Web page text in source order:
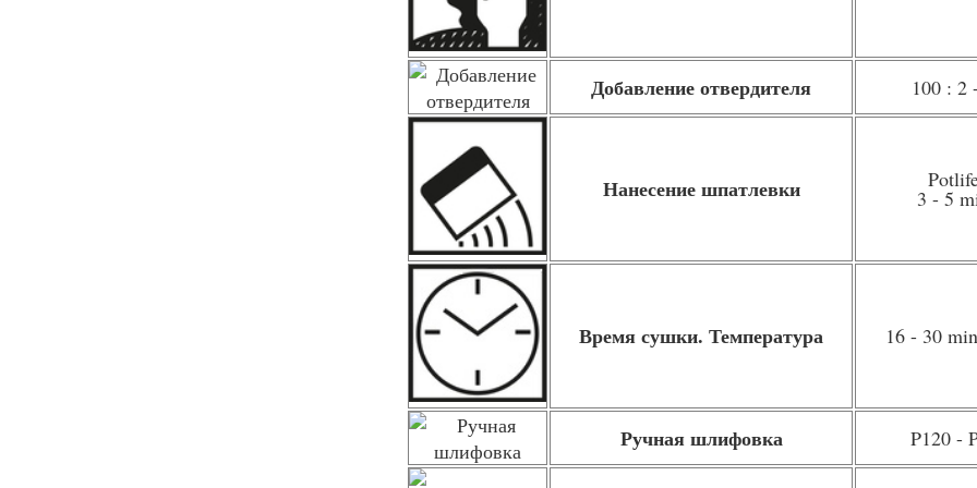
Добавление отвердителя 100 : 2
Нанесение шпатлевки 3 - 5
Время сушки. Температура 16 - 30
Ручная шлифовка P120 -